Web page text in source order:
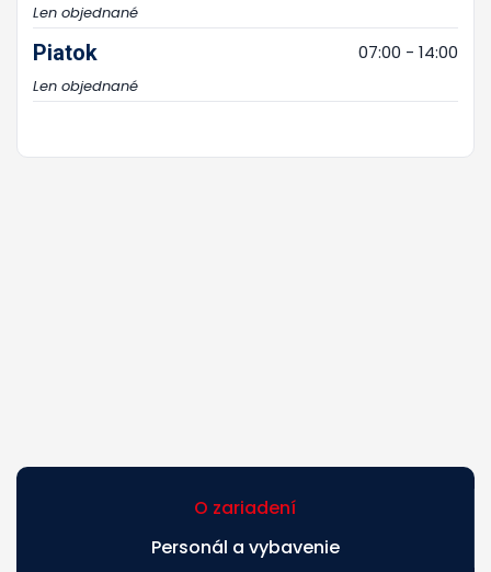
Len objednané
Piatok 07:00 - 14:00
Len objednané
O zariadení
Personál a vybavenie